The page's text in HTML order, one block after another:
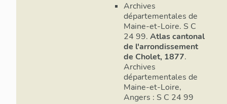
Archives
départementales de
Maine-et-Loire. S C
24 99. Atlas cantonal
de l'arrondissement
de Cholet, 1877.
Archives
départementales de
Maine-et-Loire,
Angers : S C 24 99